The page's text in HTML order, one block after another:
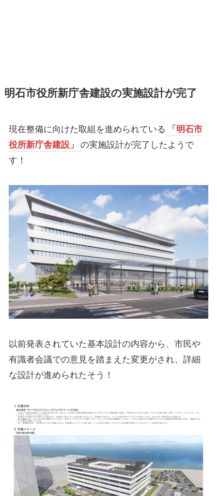
明石市役所新庁舎建設の実施設計が完了
現在整備に向けた取組を進められている
「明石市
役所新庁舎建設」
の実施設計が完了したようで
す！
以前発表されていた基本設計の内容から、市民や
有識者会議での意見を踏まえた変更がされ、詳細
な設計が進められたそう！